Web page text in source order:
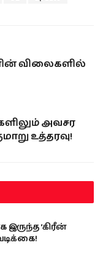
விலைகளில்
அவசர
உத்தரவு!
‘கிரீன்